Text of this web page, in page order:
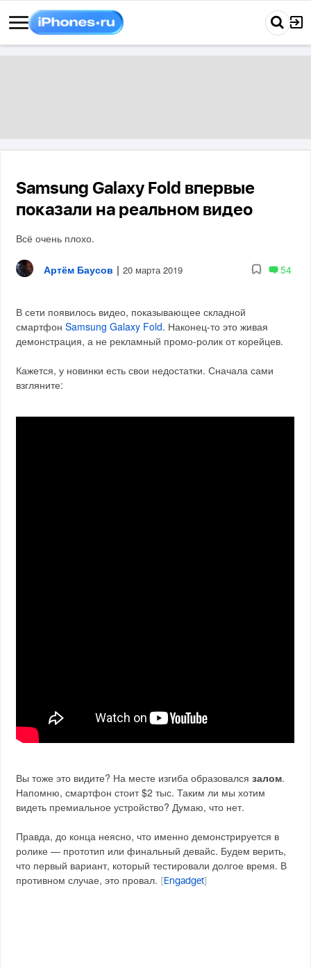
Samsung Galaxy Fold впервые
показали на реальном видео
Всё очень плохо.
Артём Баусов | 20 марта 2019 54
В сети появилось видео, показывающее складной
смартфонSamsung Galaxy Fold. Наконец-то это живая
демонстрация, а не рекламный промо-ролик от корейцев.
Кажется, у новинки есть свои недостатки. Сначала сами
взгляните:
Вы тоже это видите? На месте изгиба образовалсязалом.
Напомню, смартфон стоит $2 тыс. Таким ли мы хотим
видеть премиальное устройство? Думаю, что нет.
Правда, до конца неясно, что именно демонстрируется в
ролике — прототип или финальный девайс. Будем верить,
что первый вариант, который тестировали долгое время. В
противном случае, это провал.
Engadget